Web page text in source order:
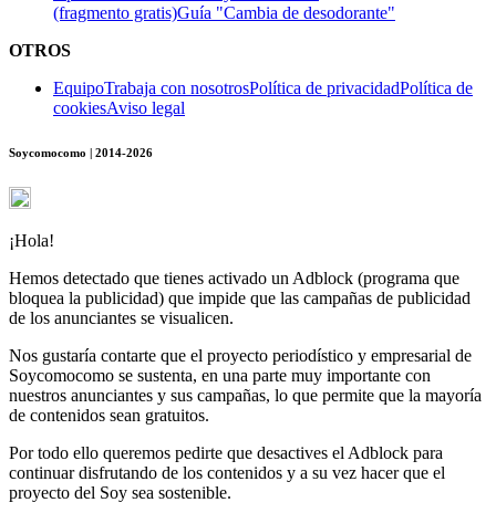
(fragmento gratis)Guía "Cambia de desodorante"
OTROS
EquipoTrabaja con nosotrosPolítica de privacidadPolítica de
cookiesAviso legal
Soycomocomo | 2014-2026
¡Hola!
Hemos detectado que tienes activado un Adblock (programa que
bloquea la publicidad) que impide que las campañas de publicidad
de los anunciantes se visualicen.
Nos gustaría contarte que el proyecto periodístico y empresarial de
Soycomocomo se sustenta, en una parte muy importante con
nuestros anunciantes y sus campañas, lo que permite que la mayoría
de contenidos sean gratuitos.
Por todo ello queremos pedirte que desactives el Adblock para
continuar disfrutando de los contenidos y a su vez hacer que el
proyecto del Soy sea sostenible.